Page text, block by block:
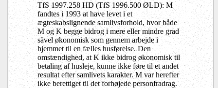
TfS 1997.258 HD (TfS 1996.500 ØLD): M
fandtes i 1993 at have levet i et
ægteskabslignende samlivsforhold, hvor både
M og K begge bidrog i mere eller mindre grad
såvel økonomisk som gennem arbejde i
hjemmet til en fælles husførelse. Den
omstændighed, at K ikke bidrog økonomisk til
betaling af husleje, kunne ikke føre til et andet
resultat efter samlivets karakter. M var herefter
ikke berettiget til det forhøjede personfradrag.